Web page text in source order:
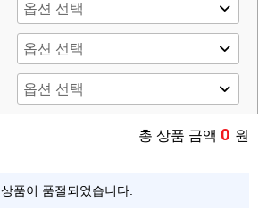
총 상품 금액 0 원
상품이 품절되었습니다.